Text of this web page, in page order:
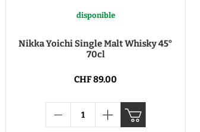
disponible
Nikka Yoichi Single Malt Whisky 45°
70cl
CHF 89.00